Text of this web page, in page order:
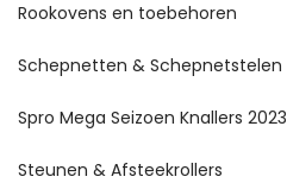
Rookovens en toebehoren
Schepnetten & Schepnetstelen
Spro Mega Seizoen Knallers 2023
Steunen & Afsteekrollers